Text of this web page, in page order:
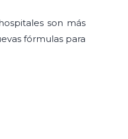
son más
fórmulas para